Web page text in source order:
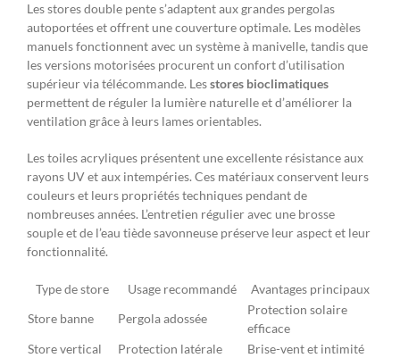
Les stores double pente s’adaptent aux grandes pergolas
autoportées et offrent une couverture optimale. Les modèles
manuels fonctionnent avec un système à manivelle, tandis que
les versions motorisées procurent un confort d’utilisation
supérieur via télécommande. Lesstores bioclimatiques
permettent de réguler la lumière naturelle et d’améliorer la
ventilation grâce à leurs lames orientables.
Les toiles acryliques présentent une excellente résistance aux
rayons UV et aux intempéries. Ces matériaux conservent leurs
couleurs et leurs propriétés techniques pendant de
nombreuses années. L’entretien régulier avec une brosse
souple et de l’eau tiède savonneuse préserve leur aspect et leur
fonctionnalité.
Type de store Usage recommandé
Avantages principaux
Store banne
Pergola adossée
Protection solaire
efficace
Store vertical
Protection latérale
Brise-vent et intimité